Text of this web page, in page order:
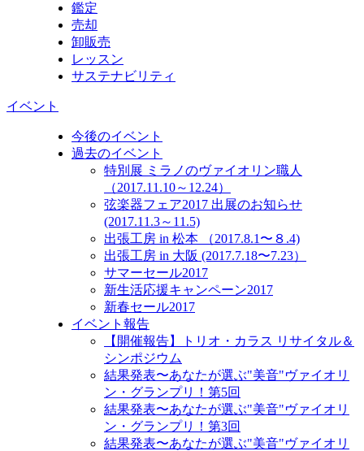
鑑定
売却
卸販売
レッスン
サステナビリティ
イベント
今後のイベント
過去のイベント
特別展 ミラノのヴァイオリン職人
（2017.11.10～12.24）
弦楽器フェア2017 出展のお知らせ
(2017.11.3～11.5)
出張工房 in 松本 （2017.8.1〜８.4)
出張工房 in 大阪 (2017.7.18〜7.23）
サマーセール2017
新生活応援キャンペーン2017
新春セール2017
イベント報告
【開催報告】トリオ・カラス リサイタル＆
シンポジウム
結果発表〜あなたが選ぶ"美音"ヴァイオリ
ン・グランプリ！第5回
結果発表〜あなたが選ぶ"美音"ヴァイオリ
ン・グランプリ！第3回
結果発表〜あなたが選ぶ"美音"ヴァイオリ